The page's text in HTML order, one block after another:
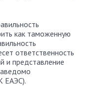
как таможенную
ответственность
и представление
ЕАЭС).